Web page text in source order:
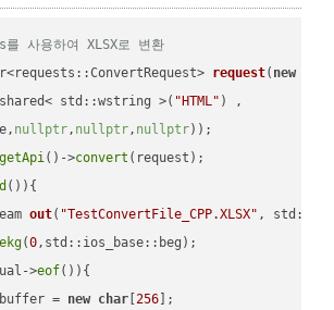
사용하여 XLSX로 변환
request( new
std::wstring >(
"HTML" ) ,
nullptr, nullptr, nullptr))
getApi()->convert
()){
out( "TestConvertFile_CPP.XLSX" ,
(0,std::ios_base::beg);
>eof()){
= new char [256 ];